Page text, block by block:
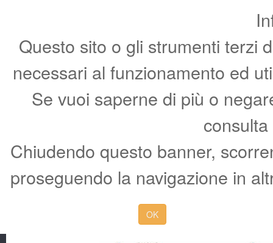
Questo sito o gli strumenti terzi
necessari al funzionamento ed
Se vuoi saperne di più o
Chiudendo questo banner,
proseguendo la navigazione in
OK